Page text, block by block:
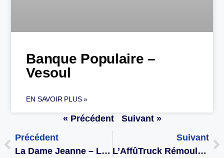
Banque Populaire –
Vesoul
EN SAVOIR PLUS »
« Précédent
Suivant »
Précédent
La Dame Jeanne – Le Russey
Suivant
L’AffûTruck Rémouleur – Itinérant